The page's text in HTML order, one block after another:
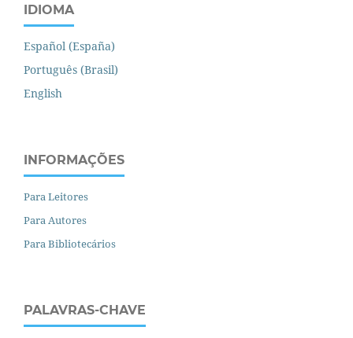
IDIOMA
Español (España)
Português (Brasil)
English
INFORMAÇÕES
Para Leitores
Para Autores
Para Bibliotecários
PALAVRAS-CHAVE